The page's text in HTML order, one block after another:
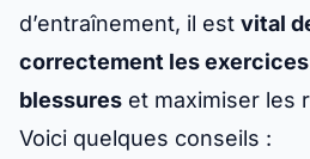
d’entraînement, il est vital
correctement les
blessures et maximiser les
Voici quelques conseils :